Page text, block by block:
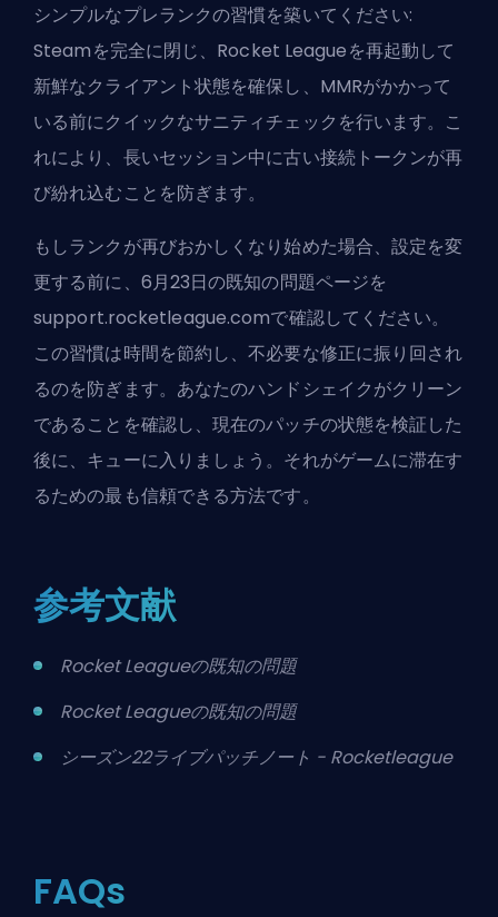
シンプルなプレランクの習慣を築いてください:
Steamを完全に閉じ、Rocket Leagueを再起動して
新鮮なクライアント状態を確保し、MMRがかかって
いる前にクイックなサニティチェックを行います。こ
れにより、長いセッション中に古い接続トークンが再
び紛れ込むことを防ぎます。
もしランクが再びおかしくなり始めた場合、設定を変
更する前に、6月23日の既知の問題ページを
support.rocketleague.comで確認してください。
この習慣は時間を節約し、不必要な修正に振り回され
るのを防ぎます。あなたのハンドシェイクがクリーン
であることを確認し、現在のパッチの状態を検証した
後に、キューに入りましょう。それがゲームに滞在す
るための最も信頼できる方法です。
参考文献
Rocket Leagueの既知の問題
Rocket Leagueの既知の問題
シーズン22ライブパッチノート - Rocketleague
FAQs